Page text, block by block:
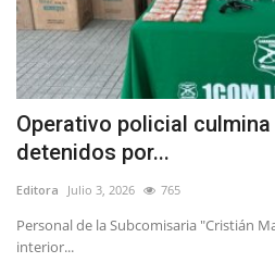
Operativo policial
detenidos por...
Editora Julio 3, 2026 765
Personal de la Subcomisaria "Cristián
interior...